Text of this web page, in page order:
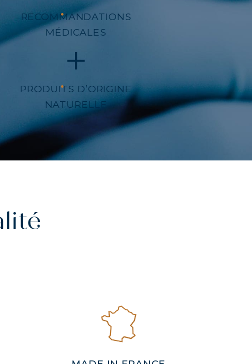
RECOMMANDATIONS
MÉDICALES
PRODUITS D’ORIGINE
NATURELLE